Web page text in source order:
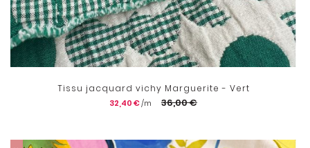
Tissu jacquard vichy Marguerite - Vert
32,40 € 36,00 €